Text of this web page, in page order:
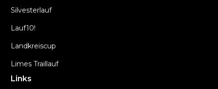
Silvesterlauf
Lauf10!
Landkreiscup
Limes Traillauf
Links